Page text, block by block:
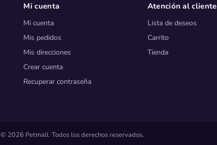
Mi cuenta
Mi cuenta
Mis pedidos
Mis direcciones
Crear cuenta
Recuperar contraseña
Atención al cliente
Lista de deseos
Carrito
Tienda
© 2026 Petmall. Todos los derechos reservados.